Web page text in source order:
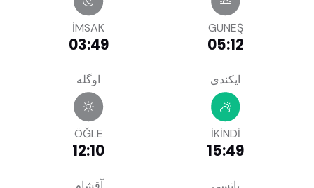
İMSAK
03:49
GÜNEŞ
05:12
اوگله
ÖĞLE
12:10
ايكندى
İKİNDİ
15:49